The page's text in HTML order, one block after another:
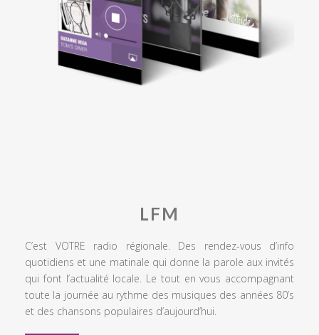
LFM
C’est VOTRE radio régionale. Des rendez-vous d’info
quotidiens et une matinale qui donne la parole aux invités
qui font l’actualité locale. Le tout en vous accompagnant
toute la journée au rythme des musiques des années 80’s
et des chansons populaires d’aujourd’hui.